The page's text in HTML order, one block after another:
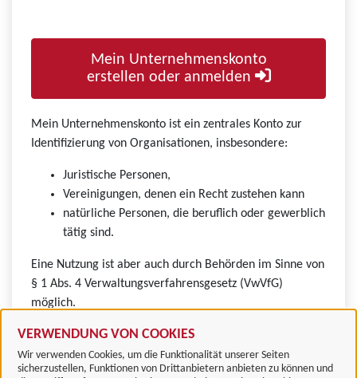
VERWENDUNG VON COOKIES
Wir verwenden Cookies, um die Funktionalität unserer Seiten
sicherzustellen, Funktionen von Drittanbietern anbieten zu können und
Mein Unternehmenskonto
erstellen oder anmelden
Mein Unternehmenskonto ist ein zentrales Konto zur
Identifizierung von Organisationen, insbesondere:
Juristische Personen,
Vereinigungen, denen ein Recht zustehen kann
natürliche Personen, die beruflich oder gewerblich
tätig sind.
Eine Nutzung ist aber auch durch Behörden im Sinne von
§ 1 Abs. 4 Verwaltungsverfahrensgesetz (VwVfG)
möglich.